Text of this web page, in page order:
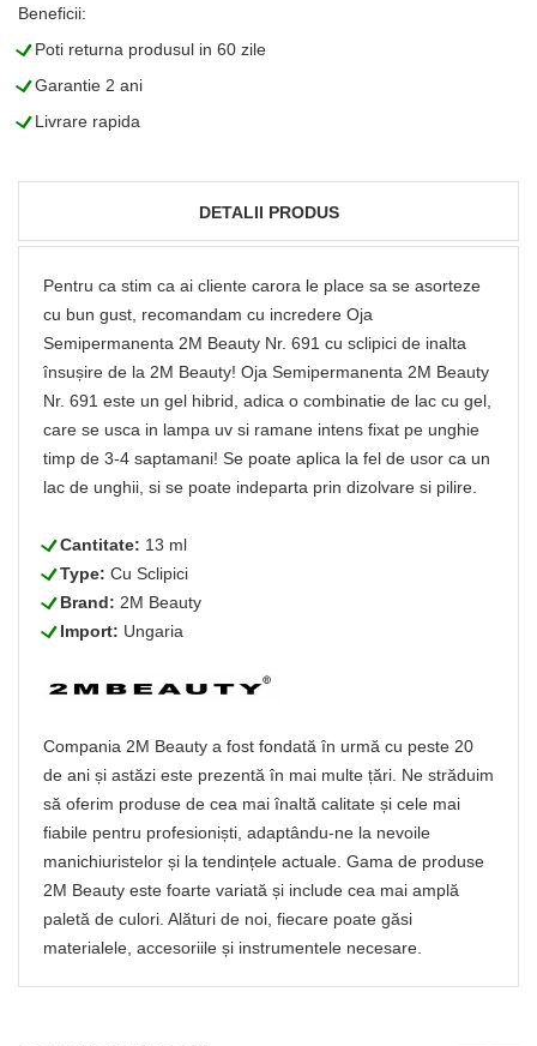
Beneficii:
LPoti returna produsul in 60 zile
LGarantie 2 ani
LLivrare rapida
DETALII PRODUS
Pentru ca stim ca ai cliente carora le place sa se asorteze
cu bun gust, recomandam cu incredere Oja
Semipermanenta 2M Beauty Nr. 691 cu sclipici de inalta
însușire de la 2M Beauty! Oja Semipermanenta 2M Beauty
Nr. 691 este un gel hibrid, adica o combinatie de lac cu gel,
care se usca in lampa uv si ramane intens fixat pe unghie
timp de 3-4 saptamani! Se poate aplica la fel de usor ca un
lac de unghii, si se poate indeparta prin dizolvare si pilire.
LCantitate: 13 ml
LType: Cu Sclipici
LBrand: 2M Beauty
LImport: Ungaria
Compania 2M Beauty a fost fondată în urmă cu peste 20
de ani și astăzi este prezentă în mai multe țări. Ne străduim
să oferim produse de cea mai înaltă calitate și cele mai
fiabile pentru profesioniști, adaptându-ne la nevoile
manichiuristelor și la tendințele actuale. Gama de produse
2M Beauty este foarte variată și include cea mai amplă
paletă de culori. Alături de noi, fiecare poate găsi
materialele, accesoriile și instrumentele necesare.